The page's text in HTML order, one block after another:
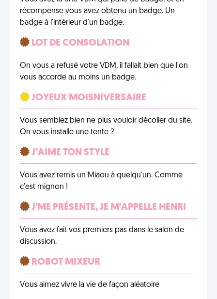
récompense vous avez obtenu un badge. Un
badge à l'intérieur d'un badge.
LOT DE CONSOLATION
On vous a refusé votre VDM, il fallait bien que l'on
vous accorde au moins un badge.
JOYEUX MOISNIVERSAIRE
Vous semblez bien ne plus vouloir décoller du site.
On vous installe une tente ?
J’AIME TON STYLE
Vous avez remis un Miaou à quelqu'un. Comme
c'est mignon !
J'ME PRÉSENTE, JE M'APPELLE HENRI
Vous avez fait vos premiers pas dans le salon de
discussion.
ROBOT MIXEUR
Vous aimez vivre la vie de façon aléatoire